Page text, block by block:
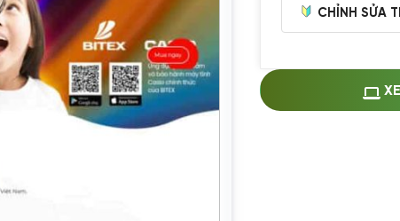
CHỈNH SỬA
Thay
(+100.000